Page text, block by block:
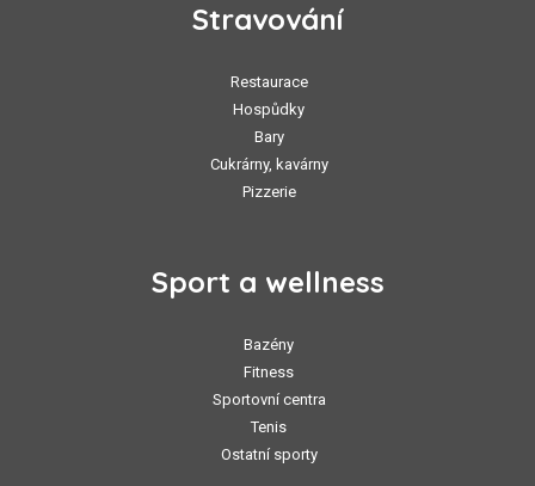
Stravování
Restaurace
Hospůdky
Bary
Cukrárny, kavárny
Pizzerie
Sport a wellness
Bazény
Fitness
Sportovní centra
Tenis
Ostatní sporty